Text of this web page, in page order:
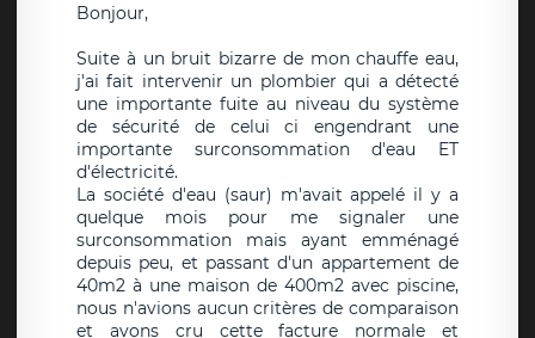
Bonjour,
Suite à un bruit bizarre de mon chauffe eau,
j'ai fait intervenir un plombier qui a détecté
une importante fuite au niveau du système
de sécurité de celui ci engendrant une
importante surconsommation d'eau ET
d'électricité.
La société d'eau (saur) m'avait appelé il y a
quelque mois pour me signaler une
surconsommation mais ayant emménagé
depuis peu, et passant d'un appartement de
40m2 à une maison de 400m2 avec piscine,
nous n'avions aucun critères de comparaison
et avons cru cette facture normale et